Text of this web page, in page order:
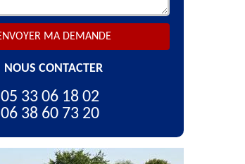
NOUS CONTACTER
05 33 06 18 02
06 38 60 73 20